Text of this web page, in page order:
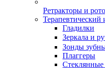
Ретракторы и
Терапевтический
Гладилки
Зеркала и
Зонды
Плаггеры